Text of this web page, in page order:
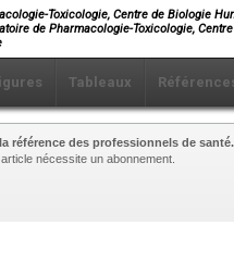
Toxicologie, Centre de Biologie
de Pharmacologie-Toxicologie,
Tableaux
référence des professionnels de santé.
nécessite un abonnement.